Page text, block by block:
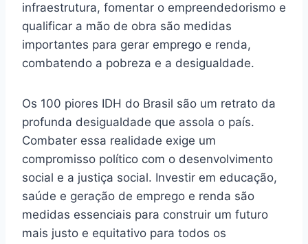
infraestrutura, fomentar o empreendedorismo e
qualificar a mão de obra são medidas
importantes para gerar emprego e renda,
combatendo a pobreza e a desigualdade.
Os 100 piores IDH do Brasil são um retrato da
profunda desigualdade que assola o país.
Combater essa realidade exige um
compromisso político com o desenvolvimento
social e a justiça social. Investir em educação,
saúde e geração de emprego e renda são
medidas essenciais para construir um futuro
mais justo e equitativo para todos os